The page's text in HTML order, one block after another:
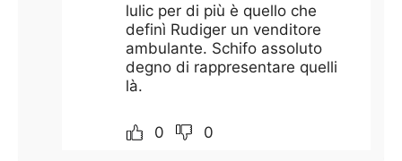
lulic per di più è quello che
definì Rudiger un venditore
ambulante. Schifo assoluto
degno di rappresentare quelli
là.
0 0